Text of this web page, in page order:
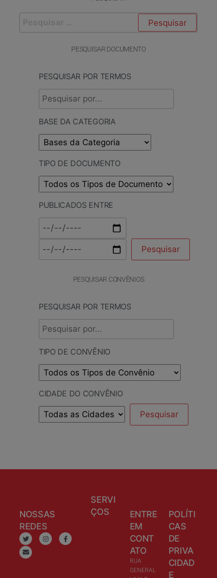
PESQUISAR DOCUMENTO
PESQUISAR POR TERMOS
BASE DA CATEGORIA
TIPO DE DOCUMENTO
PUBLICADOS ENTRE
PESQUISAR CONVÊNIOS
PESQUISAR POR TERMOS
TIPO DE CONVÊNIO
CIDADE DO CONVÊNIO
NOSSAS
REDES
SERVI
ÇOS
ENTRE
EM
CONT
ATO
RUA
GENERAL
POLÍTI
CAS
DE
PRIVA
CIDAD
E